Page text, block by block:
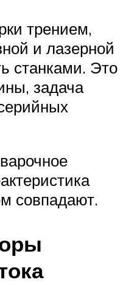
трением,
и лазерной
станками. Это
задача
совпадают.